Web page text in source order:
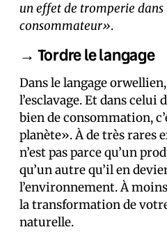
un effet de tromperie dans
consommateur».
→ Tordre le langage
Dans le langage
l’esclavage. Et dans celui
bien de consommation,
planète». À de très rares
n’est pas parce qu’un
qu’un autre qu’il en
l’environnement. À
la transformation de
naturelle.